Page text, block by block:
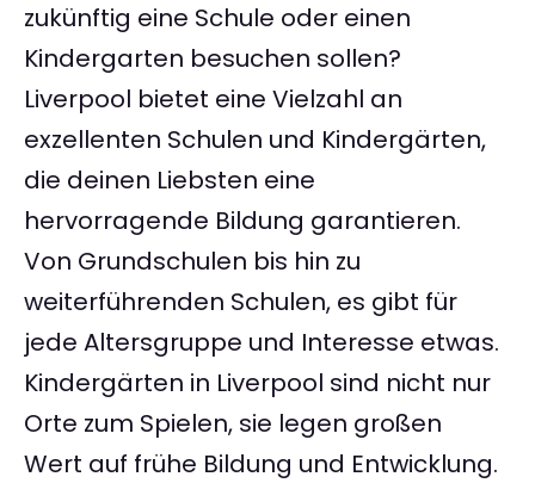
zukünftig eine Schule oder einen
Kindergarten besuchen sollen?
Liverpool bietet eine Vielzahl an
exzellenten Schulen und Kindergärten,
die deinen Liebsten eine
hervorragende Bildung garantieren.
Von Grundschulen bis hin zu
weiterführenden Schulen, es gibt für
jede Altersgruppe und Interesse etwas.
Kindergärten in Liverpool sind nicht nur
Orte zum Spielen, sie legen großen
Wert auf frühe Bildung und Entwicklung.